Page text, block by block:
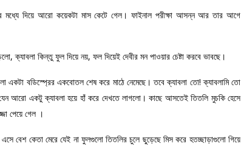
মধ্যে দিয়ে আরো কয়েকটা মাস কেটে গেল। ফাইনাল পরীক্ষা আসন্ন আর তার আগে
কিন্তু ফুল দিয়ে নয়, ফল দিয়েই দেবীর মন পাওয়ার চেষ্টা করবে ভাবছে।
একটা বডিস্প্রের একবোতল শেষ করে মাঠে নেমেছে। তবে ক্যাবলা তো! ক্যাবলামি তো
আরো একটু ক্যাবলা হয়ে হাঁ করে দেখতে লাগলো। কাছে আসতেই তিতলি মুচকি হেসে
পেয়ে গেল ।
বেশ কেতা মেরে যেই না ফুলগুলো তিতলির চুলে ছুড়েছে মিস করে হতচ্ছাড়াগুলো গিয়ে